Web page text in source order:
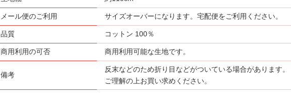
メール便のご利用 サイズオーバーになります。宅配便をご利用ください。
品質 コットン 100％
商用利用の可否 商用利用可能な生地です。
備考
反末などのため折り目などがついている場合があります。
ご理解の上お買い求めください。